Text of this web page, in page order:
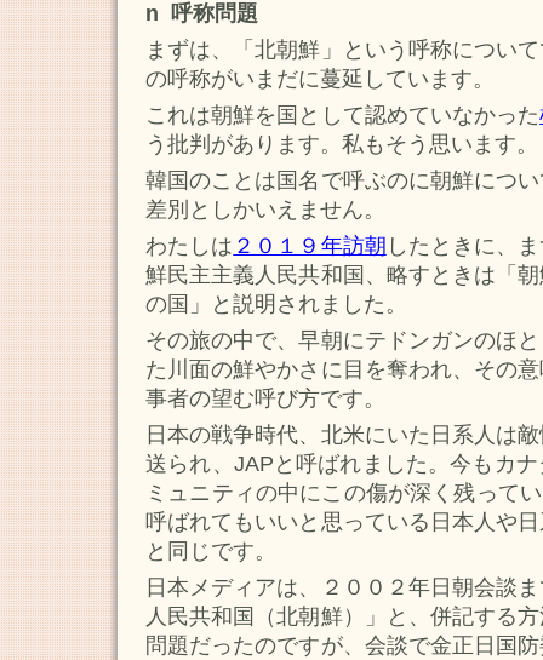
n 呼称問題
まずは、「北朝鮮」という呼称につい
の呼称がいまだに蔓延しています。
これは朝鮮を国として認めていなかった
う批判があります。私もそう思います。
韓国のことは国名で呼ぶのに朝鮮につ
差別としかいえません。
わたしは ２０１９年訪朝 したときに、
鮮民主主義人民共和国、略すときは「
の国」と説明されました。
その旅の中で、早朝にテドンガンのほ
た川面の鮮やかさに目を奪われ、その
事者の望む呼び方です。
日本の戦争時代、北米にいた日系人は
送られ、JAPと呼ばれました。今もカ
ミュニティの中にこの傷が深く残って
呼ばれてもいいと思っている日本人や
と同じです。
日本メディアは、２００２年日朝会談
人民共和国（北朝鮮）」と、併記する
問題だったのですが、会談で金正日国